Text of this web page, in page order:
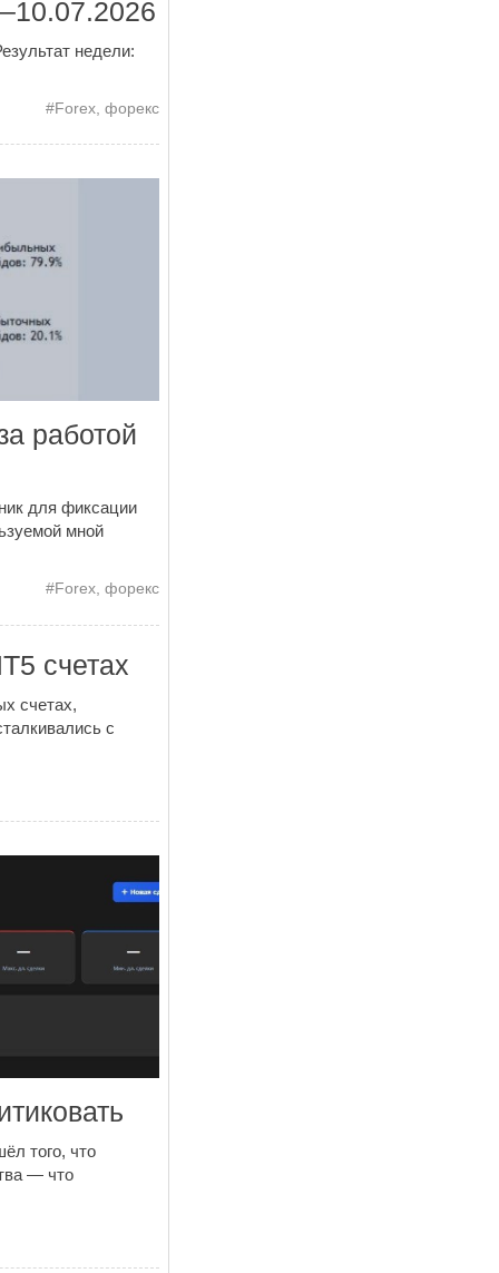
недели:
#Forex, форекс
работой
для фиксации
мной
#Forex, форекс
счетах
счетах,
с
того, что
— что